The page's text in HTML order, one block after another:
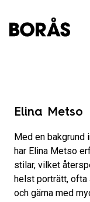
Elina Metso
Med en
har Elina Metso
stilar, vilket
helst porträtt, ofta
och gärna med